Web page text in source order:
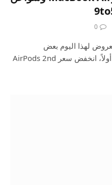
0
لهذا اليوم بعض
الخصومات البارزة على AirPods. أولاً، انخفض سعر AirPods 2nd